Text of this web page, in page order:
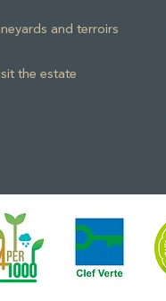
and terroirs
the estate